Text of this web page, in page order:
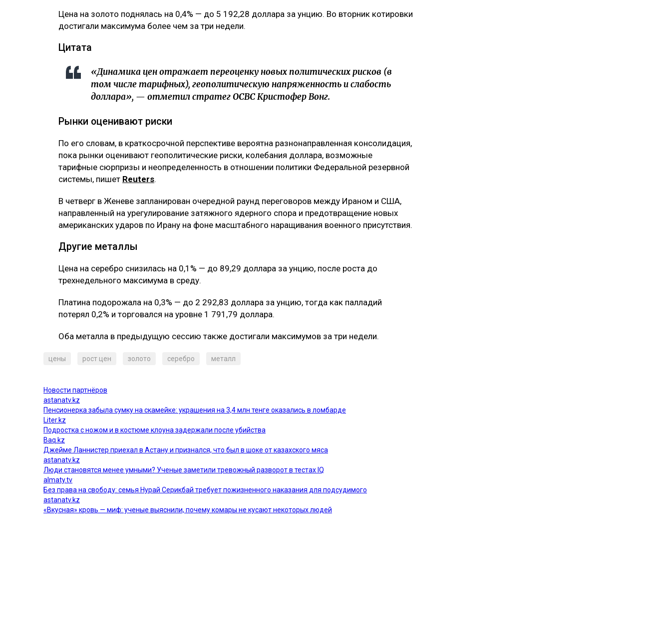
Цена на золото поднялась на 0,4% — до 5 192,28 доллара за унцию. Во вторник котировки
достигали максимума более чем за три недели.
Цитата
«Динамика цен отражает переоценку новых политических рисков (в
том числе тарифных), геополитическую напряженность и слабость
доллара», — отметил стратег OCBC Кристофер Вонг.
Рынки оценивают риски
По его словам, в краткосрочной перспективе вероятна разнонаправленная консолидация,
пока рынки оценивают геополитические риски, колебания доллара, возможные
тарифные сюрпризы и неопределенность в отношении политики Федеральной резервной
системы, пишет Reuters.
В четверг в Женеве запланирован очередной раунд переговоров между Ираном и США,
направленный на урегулирование затяжного ядерного спора и предотвращение новых
американских ударов по Ирану на фоне масштабного наращивания военного присутствия.
Другие металлы
Цена на серебро снизилась на 0,1% — до 89,29 доллара за унцию, после роста до
трехнедельного максимума в среду.
Платина подорожала на 0,3% — до 2 292,83 доллара за унцию, тогда как палладий
потерял 0,2% и торговался на уровне 1 791,79 доллара.
Оба металла в предыдущую сессию также достигали максимумов за три недели.
цены рост цен золото серебро металл